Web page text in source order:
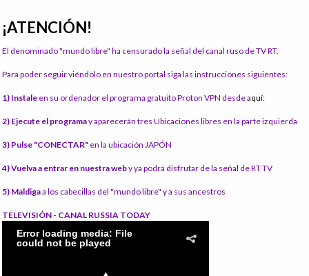
¡ATENCIÓN!
El denominado "mundo libre" ha censurado la señal del canal ruso de TV RT.
Para poder seguir viéndolo en nuestro portal siga las instrucciones siguientes:
1) Instale en su ordenador el programa gratuito Proton VPN desdeaquí:
2) Ejecute el programay aparecerán tres Ubicaciones libres en la parte izquierda
3) Pulse "CONECTAR" en la ubicación JAPÓN
4) Vuelva a entrar en nuestra weby ya podrá disfrutar de la señal de RT TV
5) Maldigaa los cabecillas del "mundo libre" y a sus ancestros
TELEVISIÓN - CANAL RUSSIA TODAY